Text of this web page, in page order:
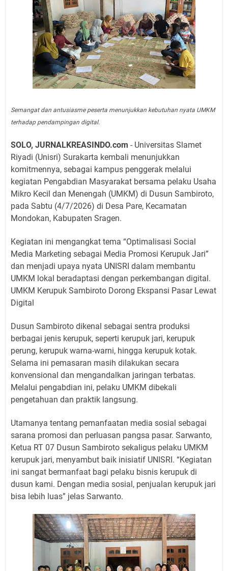
Semangat dan antusiasme peserta menunjukkan kebutuhan nyata UMKM
terhadap pendampingan digital.
SOLO, JURNALKREASINDO.com - Universitas Slamet
Riyadi (Unisri) Surakarta kembali menunjukkan
komitmennya, sebagai kampus penggerak melalui
kegiatan Pengabdian Masyarakat bersama pelaku Usaha
Mikro Kecil dan Menengah (UMKM) di Dusun Sambiroto,
pada Sabtu (4/7/2026) di Desa Pare, Kecamatan
Mondokan, Kabupaten Sragen.
Kegiatan ini mengangkat tema “Optimalisasi Social
Media Marketing sebagai Media Promosi Kerupuk Jari”
dan menjadi upaya nyata UNISRI dalam membantu
UMKM lokal beradaptasi dengan perkembangan digital.
UMKM Kerupuk Sambiroto Dorong Ekspansi Pasar Lewat
Digital
Dusun Sambiroto dikenal sebagai sentra produksi
berbagai jenis kerupuk, seperti kerupuk jari, kerupuk
perung, kerupuk warna-warni, hingga kerupuk kotak.
Selama ini pemasaran masih dilakukan secara
konvensional dan mengandalkan jaringan terbatas.
Melalui pengabdian ini, pelaku UMKM dibekali
pengetahuan dan praktik langsung.
Utamanya tentang pemanfaatan media sosial sebagai
sarana promosi dan perluasan pangsa pasar. Sarwanto,
Ketua RT 07 Dusun Sambiroto sekaligus pelaku UMKM
kerupuk jari, menyambut baik inisiatif UNISRI. “Kegiatan
ini sangat bermanfaat bagi pelaku bisnis kerupuk di
dusun kami. Dengan media sosial, penjualan kerupuk jari
bisa lebih luas” jelas Sarwanto.